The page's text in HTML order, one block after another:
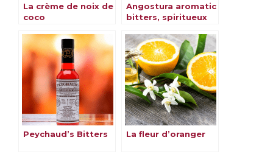
La crème de noix de
coco
Angostura aromatic
bitters, spiritueux
Trinidad & Tobago
Peychaud’s Bitters La fleur d’oranger